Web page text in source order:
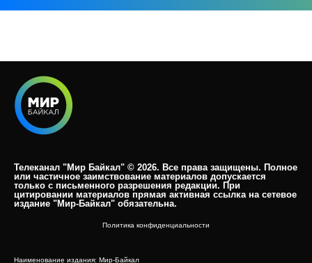
Телеканал "Мир Байкал" © 2026. Все права защищены. Полное
или частичное заимствование материалов допускается
только с письменного разрешения редакции. При
цитировании материалов прямая активная ссылка на сетевое
издание "Мир-Байкал" обязательна.​
Политика конфиденциальности
Наименование издания: Мир-Байкал